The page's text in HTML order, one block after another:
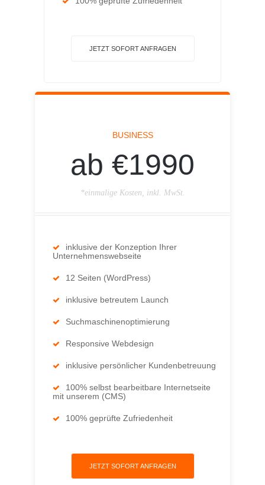
JETZT SOFORT ANFRAGEN
BUSINESS
ab €1990
*einmalige Kosten, inkl. MwSt.
inklusive der Konzeption Ihrer
Unternehmenswebseite
12 Seiten (WordPress)
inklusive betreutem Launch
Suchmaschinenoptimierung
Responsive Webdesign
inklusive persönlicher Kundenbetreuung
100% selbst bearbeitbare Internetseite
mit unserem (CMS)
100% geprüfte Zufriedenheit
JETZT SOFORT ANFRAGEN